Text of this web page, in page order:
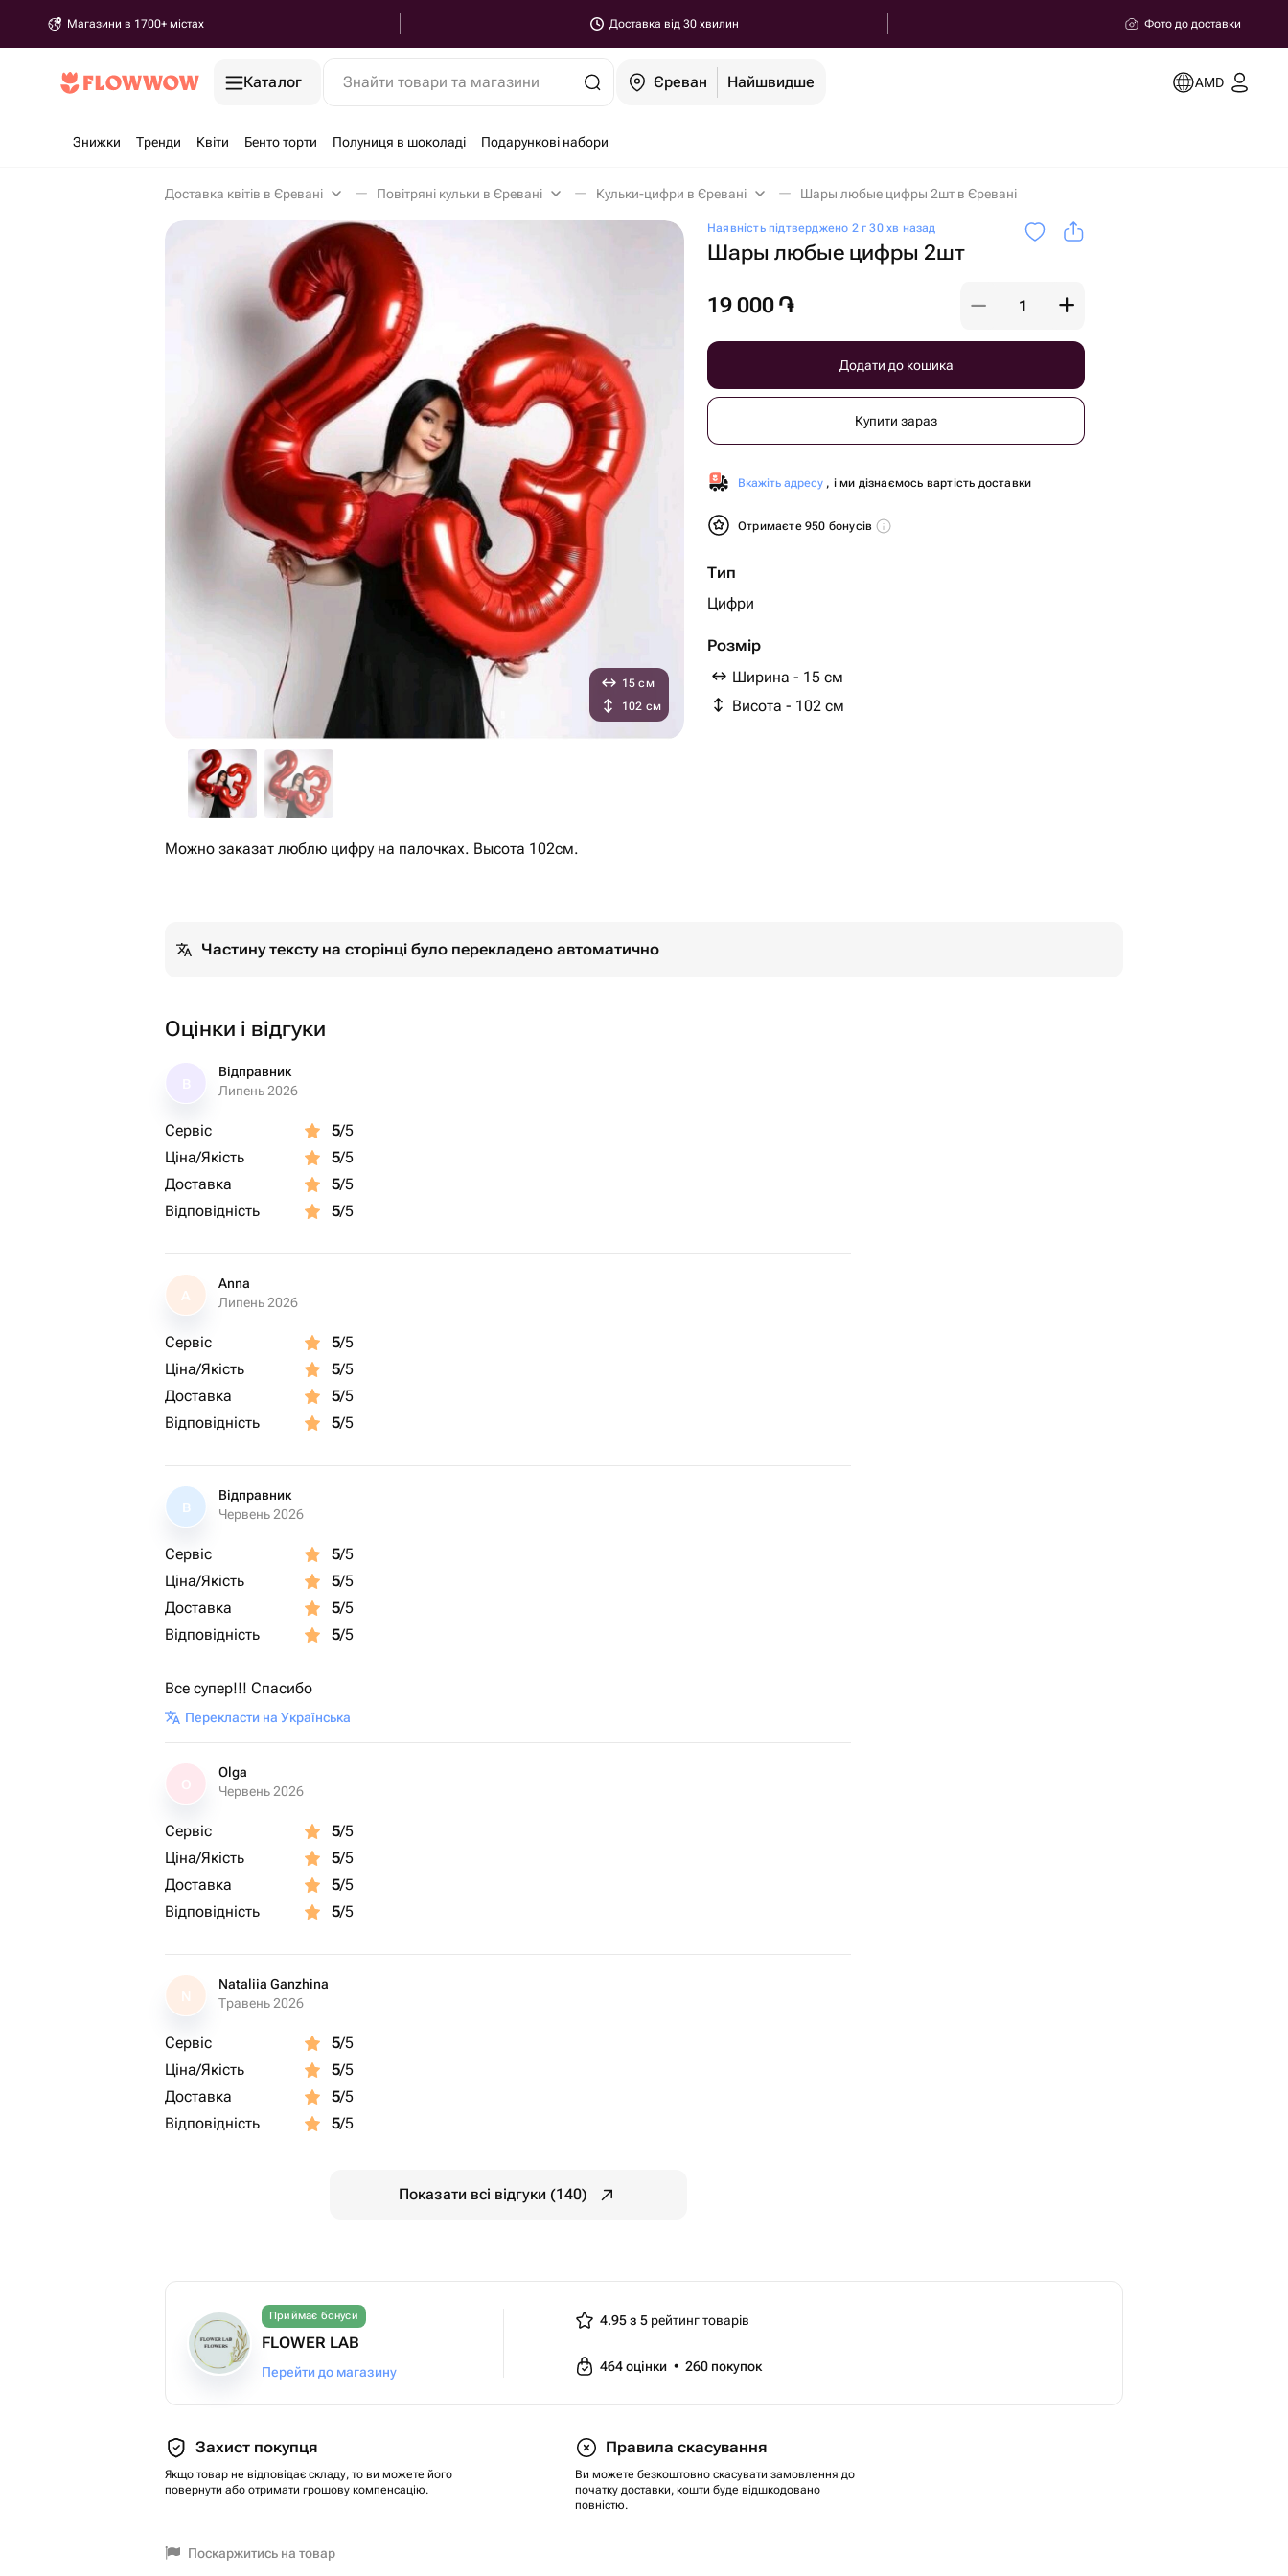
Магазини в 1700+ містах Доставка від 30 хвилин Фото до доставки
Каталог Знайти товари та магазини Єреван Найшвидше AMD
Знижки Тренди Квіти Бенто торти Полуниця в шоколаді Подарункові набори
Доставка квітів в Єревані Повітряні кульки в Єревані Кульки-цифри в Єревані Шары любые цифры 2шт в Єревані
Наявність підтверджено 2 г 30 хв назад
Шары любые цифры 2шт
19 000 ֏
Додати до кошика
Купити зараз
Вкажіть адресу , і ми дізнаємось вартість доставки
Отримаєте 950 бонусів
Тип
Цифри
Розмір
Ширина - 15 см
Висота - 102 см
15 см
102 см
Можно заказат люблю цифру на палочках. Высота 102см.
Частину тексту на сторінці було перекладено автоматично
Оцінки і відгуки
Відправник
Липень 2026
Сервіс 5/5
Ціна/Якість
5/5
Доставка
5/5
Відповідність
5/5
A
Anna
Липень 2026
Сервіс 5/5
Ціна/Якість
5/5
Доставка
5/5
Відповідність
5/5
В
Відправник
Червень 2026
Сервіс 5/5
Ціна/Якість
5/5
Доставка
5/5
Відповідність
5/5
Все супер!!! Спасибо
Перекласти на Українська
Olga
Червень 2026
Сервіс 5/5
Ціна/Якість
5/5
Доставка
5/5
Відповідність
5/5
N
Nataliia Ganzhina
Травень 2026
Сервіс 5/5
Ціна/Якість
5/5
Доставка
5/5
Відповідність
5/5
Показати всі відгуки (140)
Приймає бонуси
FLOWER LAB
Перейти до магазину
4.95 з 5 рейтинг товарів
464оцінки • 260 покупок
Захист покупця
Якщо товар не відповідає складу, то ви можете його
повернути або отримати грошову компенсацію.
Правила скасування
Ви можете безкоштовно скасувати замовлення до
початку доставки, кошти буде відшкодовано
повністю.
Поскаржитись на товар